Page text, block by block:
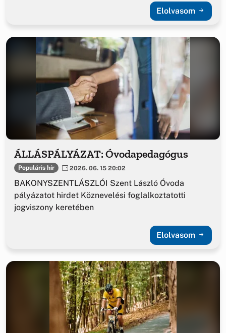
Elolvasom
ÁLLÁSPÁLYÁZAT: Óvodapedagógus
Populáris hír 2026. 06. 15 20:02
BAKONYSZENTLÁSZLÓI Szent László Óvoda
pályázatot hirdet Köznevelési foglalkoztatotti
jogviszony keretében
Elolvasom